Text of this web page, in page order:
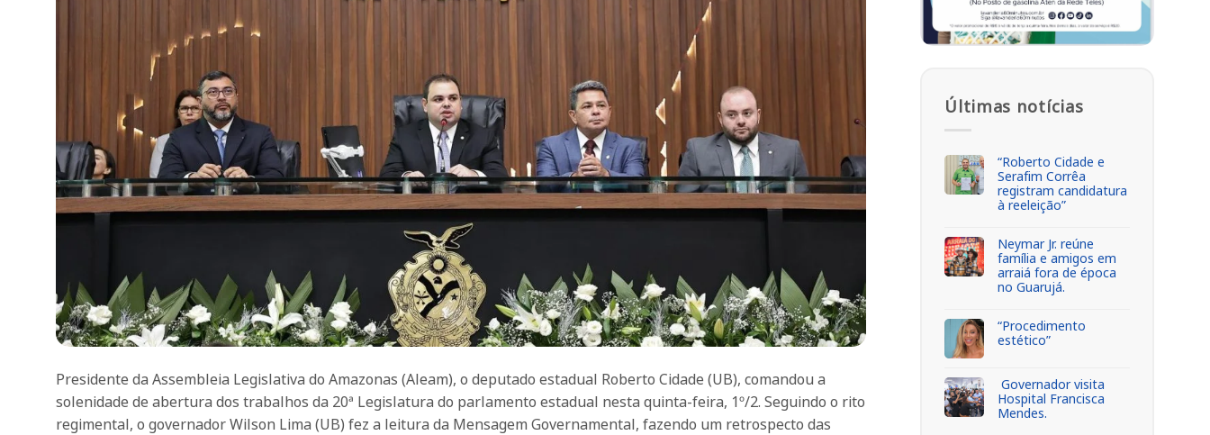
Presidente da Assembleia Legislativa do Amazonas (Aleam), o deputado estadual Roberto Cidade (UB), comandou a
solenidade de abertura dos trabalhos da 20ª Legislatura do parlamento estadual nesta quinta-feira, 1º/2. Seguindo o rito
regimental, o governador Wilson Lima (UB) fez a leitura da Mensagem Governamental, fazendo um retrospecto das
Últimas notícias
“Roberto Cidade e
Serafim Corrêa
registram candidatura
à reeleição”
Neymar Jr. reúne
família e amigos em
arraiá fora de época
no Guarujá.
“Procedimento
estético”
Governador visita
Hospital Francisca
Mendes.